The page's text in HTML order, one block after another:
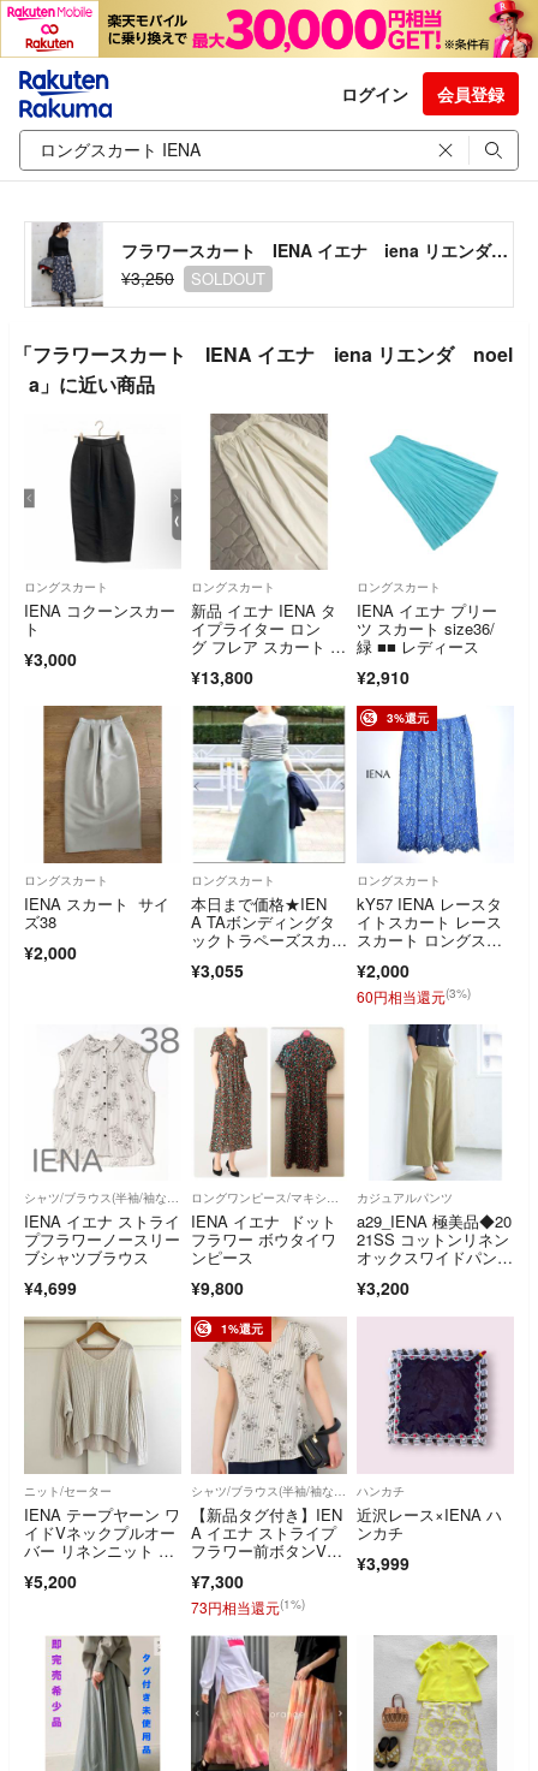
ログイン 会員登録
フラワースカート IENA イエナ iena リエンダ noela
¥3,250
SOLDOUT
「フラワースカート IENA イエナ iena リエンダ noel
a」に近い商品
ロングスカート
IENA コクーンスカー
ト
¥3,000
ロングスカート
新品 イエナ IENA タ
イプライター ロン
グ フレア スカート ホ
¥13,800
ロングスカート
IENA イエナ プリー
ツ スカート size36/
緑 ■■ レディース
¥2,910
ロングスカート
IENA スカート サイ
ズ38
¥2,000
ロングスカート
本日まで価格★IEN
A TAボンディングタ
ックトラペーズスカー
¥3,055
3%還元
ロングスカート
kY57 IENA レースタ
イトスカート レース
スカート ロングスカ
繍 スカート レース バ
ック スリット ブル
ー 青 イエナ 定価19,8
¥2,000
60円相当還元(3%)
シャツ/ブラウス(半袖/袖なし)
IENA イエナ ストライ
プフラワーノースリー
ブシャツブラウス
¥4,699
ロングワンピース/マキシワンピース
IENA イエナ ドット
フラワー ボウタイワ
ンピース
¥9,800
カジュアルパンツ
a29_IENA 極美品◆20
21SS コットンリネン
オックスワイドパン
¥3,200
ニット/セーター
IENA テープヤーン ワ
イドVネックプルオー
バー リネンニット ナ
¥5,200
1%還元
シャツ/ブラウス(半袖/袖なし)
【新品タグ付き】IEN
A イエナ ストライプ
フラワー前ボタンVネ
サイズ 2025SS
¥7,300
73円相当還元(1%)
ハンカチ
近沢レース×IENA ハ
ンカチ
¥3,999